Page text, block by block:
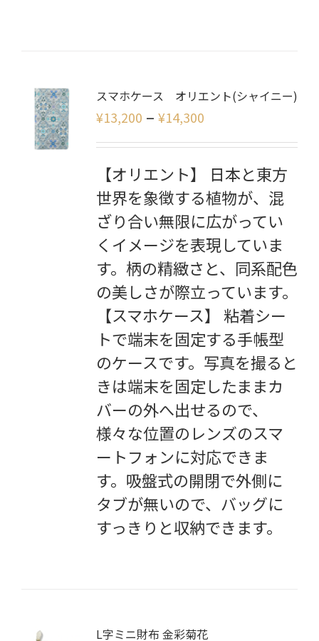
スマホケース オリエント(シャイニー)
¥13,200 – ¥14,300
【オリエント】 日本と東方
世界を象徴する植物が、混
ざり合い無限に広がってい
くイメージを表現していま
す。柄の精緻さと、同系配色
の美しさが際立っています。
【スマホケース】 粘着シー
トで端末を固定する手帳型
のケースです。写真を撮ると
きは端末を固定したままカ
バーの外へ出せるので、
様々な位置のレンズのスマ
ートフォンに対応できま
す。吸盤式の開閉で外側に
タブが無いので、バッグに
すっきりと収納できます。
L字ミニ財布 金彩菊花